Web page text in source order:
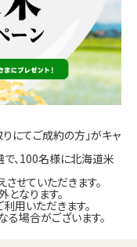
にてご成約の方」がキャ
、100名様に北海道米
せていただきます。
なります。
用いただきます。
る場合がございます。